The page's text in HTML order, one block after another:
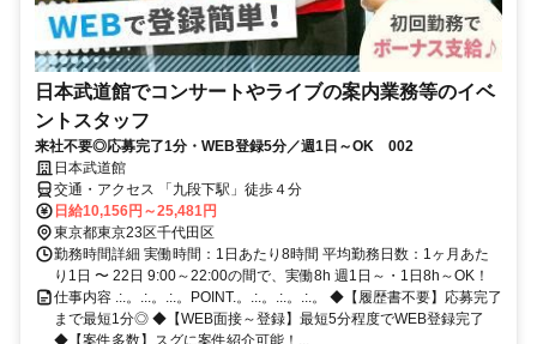
日本武道館でコンサートやライブの案内業務等のイベ
ントスタッフ
来社不要◎応募完了1分・WEB登録5分／週1日～OK 002
日本武道館
交通・アクセス 「九段下駅」徒歩４分
日給10,156円～25,481円
東京都東京23区千代田区
勤務時間詳細 実働時間：1日あたり8時間 平均勤務日数：1ヶ月あた
り1日 〜 22日 9:00～22:00の間で、実働8h 週1日～・1日8h～OK！
仕事内容 .:.。.:.。.:.。POINT.。.:.。.:.。.:.。 ◆【履歴書不要】応募完了
まで最短1分◎ ◆【WEB面接～登録】最短5分程度でWEB登録完了
◆【案件多数】スグに案件紹介可能！...